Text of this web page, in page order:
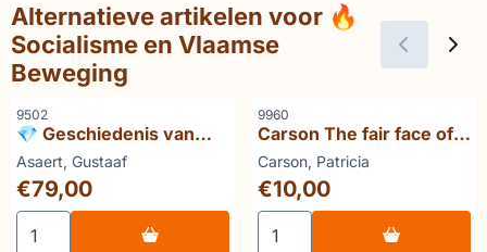
Alternatieve artikelen voor 🔥
Socialisme en Vlaamse
Beweging
Artikelnummer
9502
💎 Geschiedenis van
volk en land van
Beveren (4 delen)
gesigneerd deel
Merk:
Asaert, Gustaaf
Prijs: 79,00
€79,00
Aantal kiezen voor 💎 Geschiedenis van volk en land
Artikelnummer
9960
Carson The fair face of
Flanders
Merk:
Carson, Patricia
Prijs: 10,00
€10,00
Aantal kiezen voor Carson